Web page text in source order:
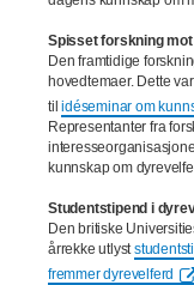
Spisset forskning
Den framtidige
hovedtemaer. Dette
tilidéseminar om
Representanter fra
kunnskap om
Studentstipend i
Den britiske
årrekke utlyst
fremmer dyrevelferd